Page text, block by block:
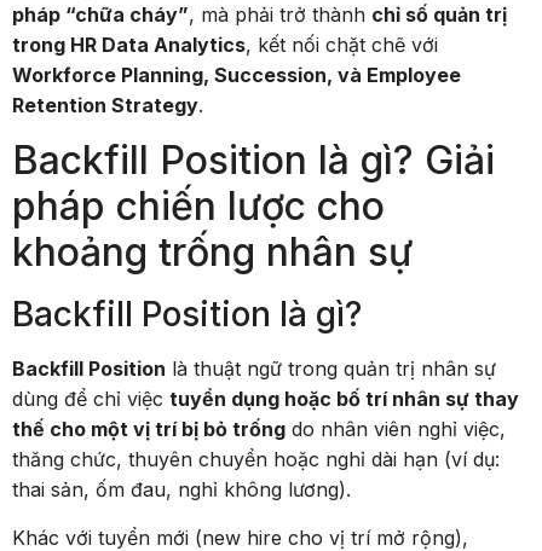
pháp “chữa cháy”, mà phải trở thành chỉ số quản trị
trong HR Data Analytics, kết nối chặt chẽ với
Workforce Planning, Succession, và Employee
Retention Strategy.
Backfill Position là gì? Giải
pháp chiến lược cho
khoảng trống nhân sự
Backfill Position là gì?
Backfill Position là thuật ngữ trong quản trị nhân sự
dùng để chỉ việc tuyển dụng hoặc bố trí nhân sự thay
thế cho một vị trí bị bỏ trống do nhân viên nghỉ việc,
thăng chức, thuyên chuyển hoặc nghỉ dài hạn (ví dụ:
thai sản, ốm đau, nghỉ không lương).
Khác với tuyển mới (new hire cho vị trí mở rộng),